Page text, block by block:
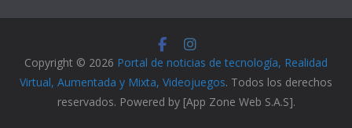
Copyright © 2026 Portal de noticias de tecnología, Realidad
Virtual, Aumentada y Mixta, Videojuegos. Todos los derechos
reservados. Powered by [App Zone Web S.A.S].